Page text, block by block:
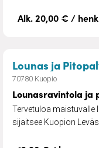
Alk. 20,00 € /
Lounas ja
70780 Kuopio
Lounasravintola ja
Tervetuloa maistuvalle
sijaitsee Kuopion